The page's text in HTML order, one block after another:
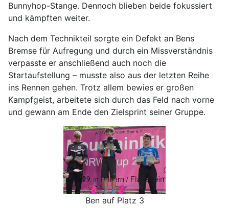
Bunnyhop-Stange. Dennoch blieben beide fokussiert
und kämpften weiter.
Nach dem Technikteil sorgte ein Defekt an Bens
Bremse für Aufregung und durch ein Missverständnis
verpasste er anschließend auch noch die
Startaufstellung – musste also aus der letzten Reihe
ins Rennen gehen. Trotz allem bewies er großen
Kampfgeist, arbeitete sich durch das Feld nach vorne
und gewann am Ende den Zielsprint seiner Gruppe.
Ben auf Platz 3